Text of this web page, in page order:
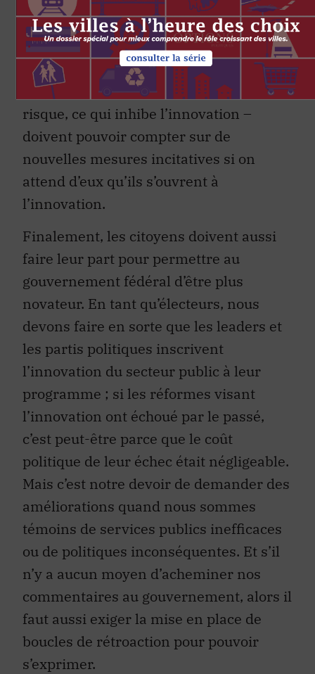
d’autres mots, les ministres doivent être
conscients que les hauts fonctionnaires
actuellement en place – habitués à
évoluer dans une culture qui craint le
risque, ce qui inhibe l’innovation –
doivent pouvoir compter sur de
nouvelles mesures incitatives si on
attend d’eux qu’ils s’ouvrent à
l’innovation.
Finalement, les citoyens doivent aussi
faire leur part pour permettre au
gouvernement fédéral d’être plus
novateur. En tant qu’électeurs, nous
devons faire en sorte que les leaders et
les partis politiques inscrivent
l’innovation du secteur public à leur
programme ; si les réformes visant
l’innovation ont échoué par le passé,
c’est peut-être parce que le coût
politique de leur échec était négligeable.
Mais c’est notre devoir de demander des
améliorations quand nous sommes
témoins de services publics inefficaces
ou de politiques inconséquentes. Et s’il
n’y a aucun moyen d’acheminer nos
commentaires au gouvernement, alors il
faut aussi exiger la mise en place de
boucles de rétroaction pour pouvoir
s’exprimer.